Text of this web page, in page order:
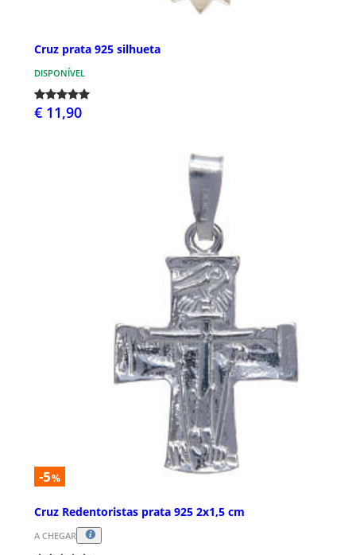
Cruz prata 925 silhueta
DISPONÍVEL
€ 11,90
-5%
Cruz Redentoristas prata 925 2x1,5 cm
A CHEGAR